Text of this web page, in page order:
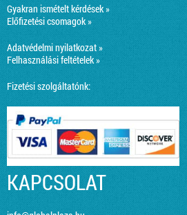
Gyakran ismételt kérdések »
Előfizetési csomagok »
Adatvédelmi nyilatkozat »
Felhasználási feltételek »
Fizetési szolgáltatónk:
KAPCSOLAT